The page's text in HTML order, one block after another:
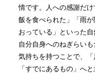
情です。人への感謝だ
飯を食べられた」「雨
おっている」といった自
自分自身へのねぎらい
気持ちを持つことで、
「すでにあるもの」へ